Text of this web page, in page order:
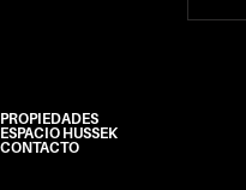
PROPIEDADES
ESPACIO HUSSEK
CONTACTO